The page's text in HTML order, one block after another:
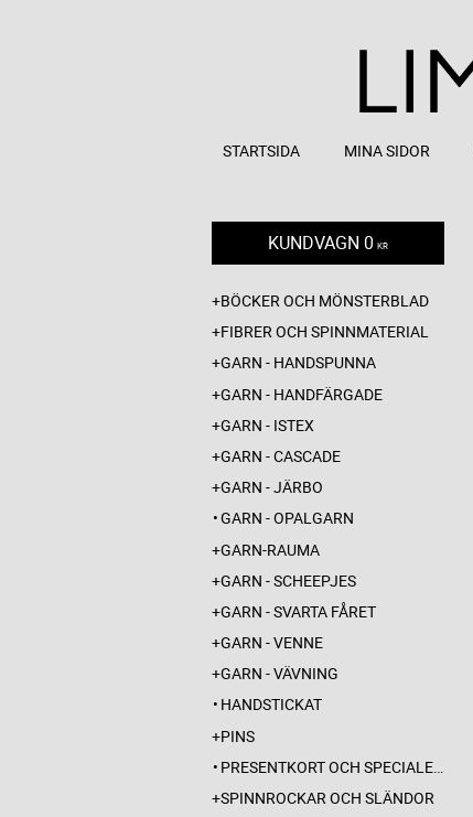
STARTSIDA MINA SIDOR
KUNDVAGN 0 KR
BÖCKER OCH MÖNSTERBLAD
FIBRER OCH SPINNMATERIAL
GARN - HANDSPUNNA
GARN - HANDFÄRGADE
GARN - ISTEX
GARN - CASCADE
GARN - JÄRBO
GARN - OPALGARN
GARN-RAUMA
GARN - SCHEEPJES
GARN - SVARTA FÅRET
GARN - VENNE
GARN - VÄVNING
HANDSTICKAT
PINS
PRESENTKORT OCH SPECIALERBJUDANDEN
SPINNROCKAR OCH SLÄNDOR